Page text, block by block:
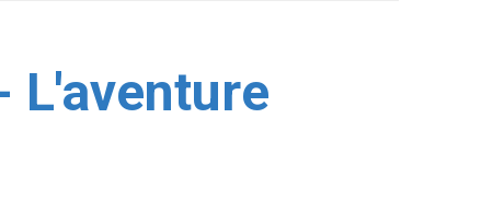
L'aventure